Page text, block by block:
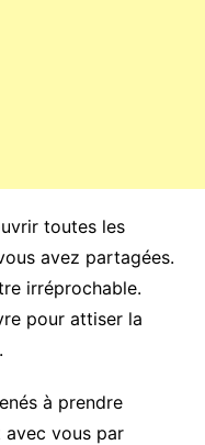
toutes les
avez partagées.
irréprochable.
pour attiser la
à prendre
vous par